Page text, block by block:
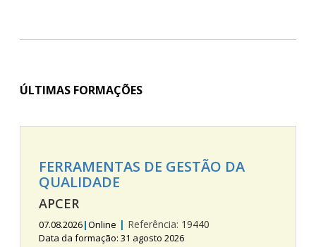
ÚLTIMAS FORMAÇÕES
FERRAMENTAS DE GESTÃO DA
QUALIDADE
APCER
07.08.2026|Online | Referência: 19440
Data da formação: 31 agosto 2026